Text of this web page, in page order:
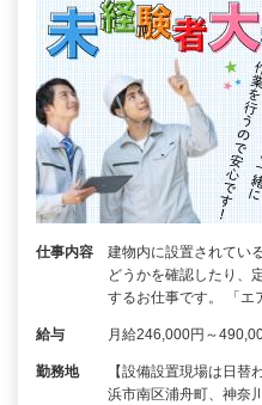
仕事内容
建物内に設置されてい
どうかを確認したり、
するお仕事です。 「
給与 月給246,000円～
勤務地
【設備設置現場は日
浜市南区浦舟町、神奈